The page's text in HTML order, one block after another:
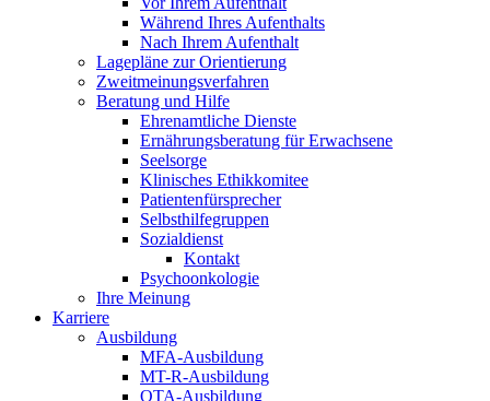
Während Ihres Aufenthalts
Nach Ihrem Aufenthalt
Lagepläne zur Orientierung
Zweitmeinungsverfahren
Beratung und Hilfe
Ehrenamtliche Dienste
Ernährungsberatung für Erwachsene
Seelsorge
Klinisches Ethikkomitee
Patientenfürsprecher
Selbsthilfegruppen
Sozialdienst
Kontakt
Psychoonkologie
Ihre Meinung
Karriere
Ausbildung
MFA-Ausbildung
MT-R-Ausbildung
OTA-Ausbildung